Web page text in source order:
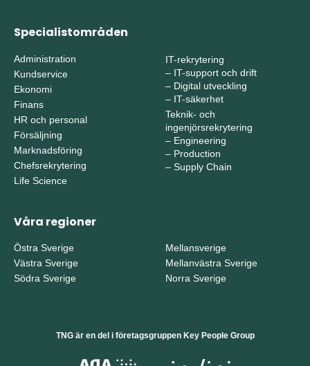
Specialistområden
Administration
Kundservice
Ekonomi
Finans
HR och personal
Försäljning
Marknadsföring
Chefsrekrytering
Life Science
IT-rekrytering
– IT-support och drift
– Digital utveckling
– IT-säkerhet
Teknik- och
ingenjörsrekrytering
– Engineering
– Production
– Supply Chain
Våra regioner
Östra Sverige
Västra Sverige
Södra Sverige
Mellansverige
Mellanvästra Sverige
Norra Sverige
TNG är en del i företagsgruppen Key People Group